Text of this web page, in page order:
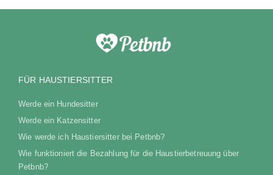
FÜR HAUSTIERSITTER
Werde ein Hundesitter
Werde ein Katzensitter
Wie werde ich Haustiersitter bei Petbnb?
Wie funktioniert die Bezahlung für die Haustierbetreuung über
Petbnb?